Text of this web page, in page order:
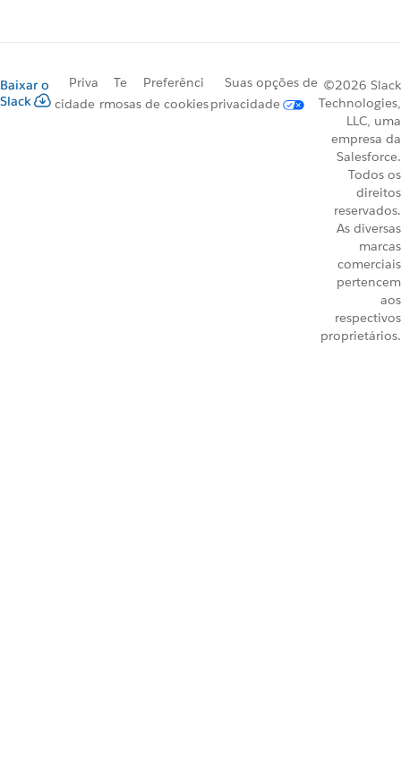
Baixar o
Slack
Priva
cidade
Te
rmos
Preferênci
as de cookies
Suas opções de
privacidade
©2026 Slack
Technologies,
LLC, uma
empresa da
Salesforce.
Todos os
direitos
reservados.
As diversas
marcas
comerciais
pertencem
aos
respectivos
proprietários.